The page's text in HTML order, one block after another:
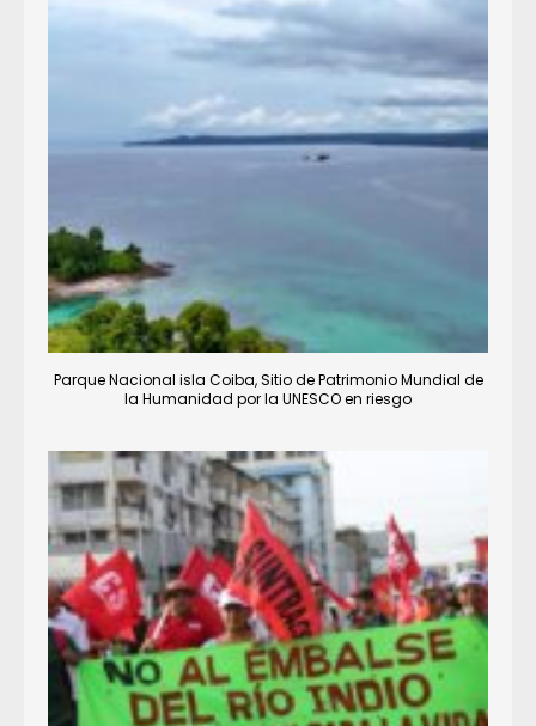
Parque Nacional isla Coiba, Sitio de Patrimonio Mundial de
la Humanidad por la UNESCO en riesgo